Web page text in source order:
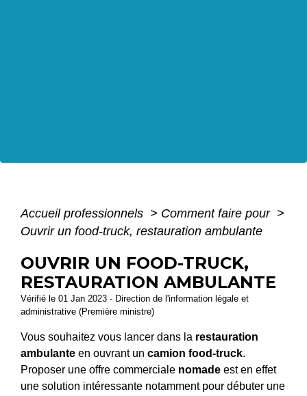
Accueil professionnels > Comment faire pour >
Ouvrir un food-truck, restauration ambulante
OUVRIR UN FOOD-TRUCK,
RESTAURATION AMBULANTE
Vérifié le 01 Jan 2023 - Direction de l'information légale et
administrative (Première ministre)
Vous souhaitez vous lancer dans la restauration
ambulante en ouvrant un camion food-truck.
Proposer une offre commerciale nomade est en effet
une solution intéressante notamment pour débuter une